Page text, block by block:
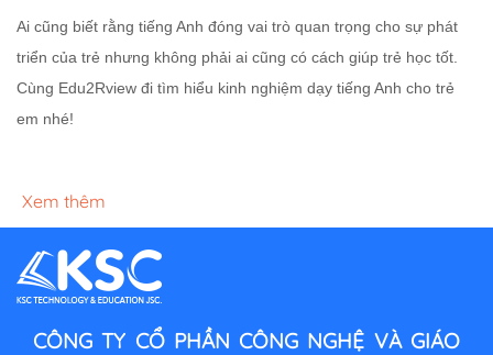
Ai cũng biết rằng tiếng Anh đóng vai trò quan trọng cho sự phát
triển của trẻ nhưng không phải ai cũng có cách giúp trẻ học tốt.
Cùng Edu2Rview đi tìm hiểu kinh nghiệm dạy tiếng Anh cho trẻ
em nhé!
Xem thêm
CÔNG TY CỔ PHẦN CÔNG NGHỆ VÀ GIÁO